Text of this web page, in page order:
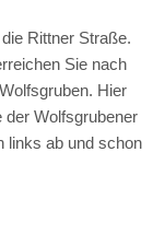
Rittner Straße.
Sie nach
Hier
der Wolfsgrubener
links ab und schon